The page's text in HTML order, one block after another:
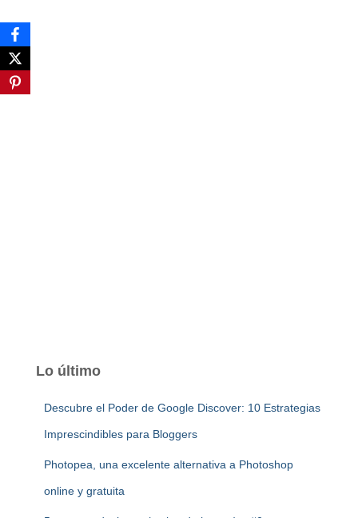
Lo último
Descubre el Poder de Google Discover: 10 Estrategias
Imprescindibles para Bloggers
Photopea, una excelente alternativa a Photoshop
online y gratuita